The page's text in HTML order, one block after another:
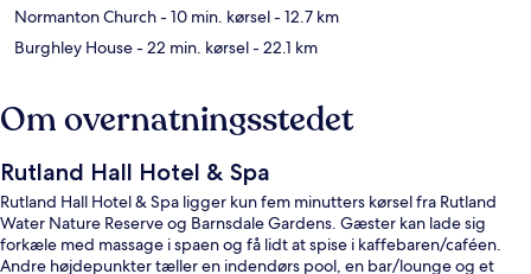
Normanton Church- 10 min. kørsel- 12.7 km
Burghley House- 22 min. kørsel- 22.1 km
Om overnatningsstedet
Rutland Hall Hotel & Spa
Rutland Hall Hotel & Spa ligger kun fem minutters kørsel fra Rutland
Water Nature Reserve og Barnsdale Gardens. Gæster kan lade sig
forkæle med massage i spaen og få lidt at spise i kaffebaren/caféen.
Andre højdepunkter tæller en indendørs pool, en bar/lounge og et